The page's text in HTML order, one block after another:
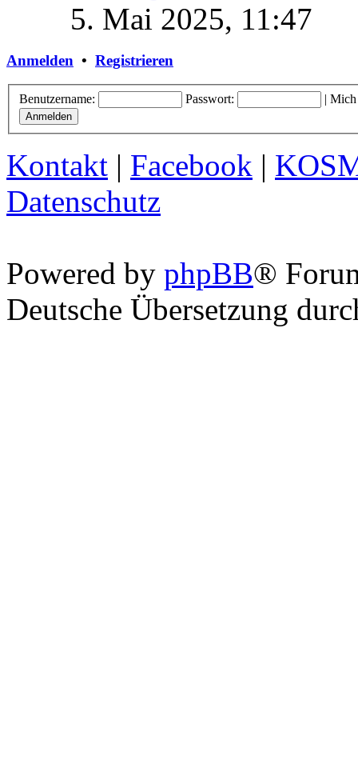
5. Mai 2025, 11:47
Anmelden • Registrieren
Benutzername: Passwort: | Mich
Kontakt | Facebook |
Datenschutz
Powered by phpBB®
Deutsche Übersetzung